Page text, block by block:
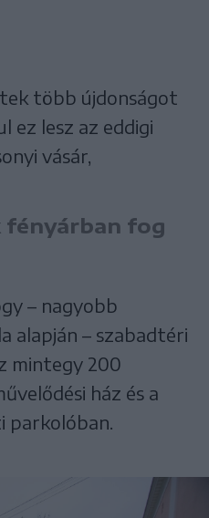
több újdonságot
ez lesz az eddigi
vásár,
fényárban fog
– nagyobb
alapján – szabadtéri
mintegy 200
ház és a
parkolóban.